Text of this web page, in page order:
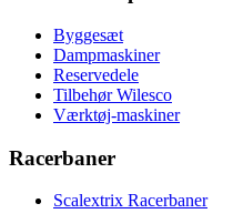
Byggesæt
Dampmaskiner
Reservedele
Tilbehør Wilesco
Værktøj-maskiner
Racerbaner
Scalextrix Racerbaner